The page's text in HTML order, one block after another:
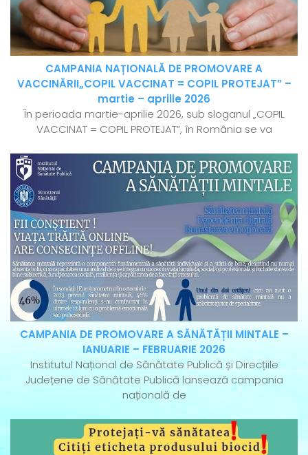
CAMPANIA NAȚIONALĂ DE PROMOVARE A
VACCINĂRII„COPIL VACCINAT = COPIL PROTEJAT” –
martie – aprilie 2026
În perioada martie-aprilie 2026, sub sloganul „COPIL
VACCINAT = COPIL PROTEJAT”, în România se va
CAMPANIA DE PROMOVARE A SĂNĂTĂȚII MINTALE –
IANUARIE – FEBRUARIE 2026
Institutul Național de Sănătate Publică și Direcțiile
Județene de Sănătate Publică lansează campania
națională de